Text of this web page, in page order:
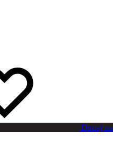
Dodaj na